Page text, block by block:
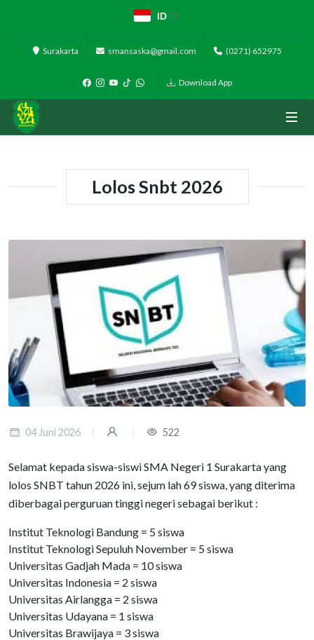
ID
Surakarta smansaska@gmail.com (0271) 652975
Download App
Lolos Snbt 2026
04 Juni 2026 522
Selamat kepada siswa-siswi SMA Negeri 1 Surakarta yang
lolos SNBT tahun 2026 ini, sejum lah 69 siswa, yang diterima
diberbagai perguruan tinggi negeri sebagai berikut :
Institut Teknologi Bandung = 5 siswa
Institut Teknologi Sepuluh November = 5 siswa
Universitas Gadjah Mada = 10 siswa
Universitas Indonesia = 2 siswa
Universitas Airlangga = 2 siswa
Universitas Udayana = 1 siswa
Universitas Brawijaya = 3 siswa